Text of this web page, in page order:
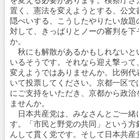
置く、憲法を変えようとする、公文
隠ぺいする、こうしたやりたい放題
対して、きっぱりとノーの審判を下
か。
秋にも解散があるかもしれないと
いるそうです。それなら迎え撃って
変えようではありませんか。比例代
いて投票してください。京都一区で
にご支持をいただき、京都から政治
ませんか。
日本共産党は、みなさんとご一
す。「市民と野党の共同」という方
んして貫く党です。そして日本共